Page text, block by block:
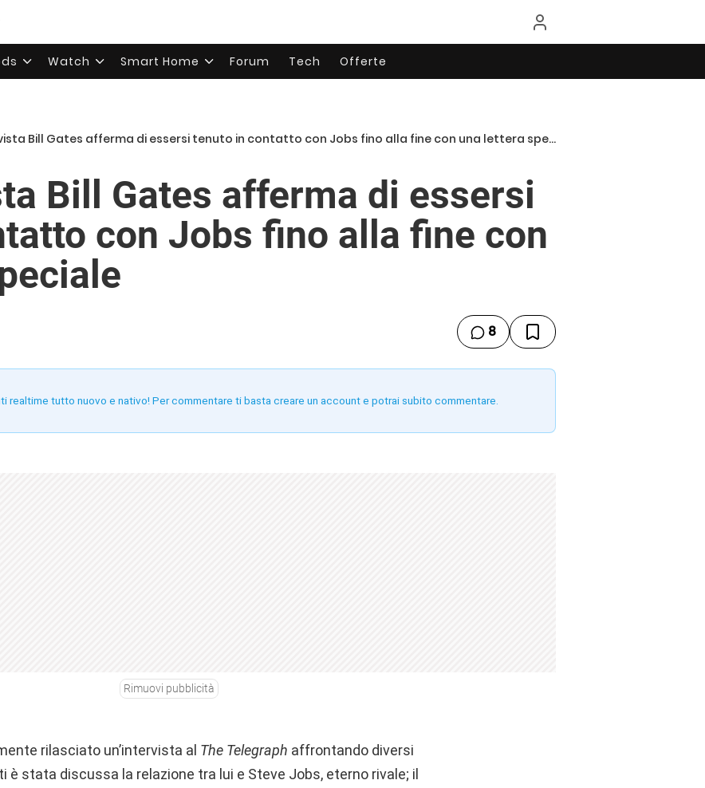
Watch Smart Home Forum Tech Offerte
Bill Gates afferma di essersi tenuto in contatto con Jobs fino alla fine con una lettera speciale
Bill Gates afferma di essersi
con Jobs fino alla fine con
8
realtime tutto nuovo e nativo! Per commentare ti basta creare un account e potrai subito commentare.
Rimuovi pubblicità
rilasciato un’intervista al The Telegraph affrontando diversi
è stata discussa la relazione tra lui e Steve Jobs, eterno rivale; il